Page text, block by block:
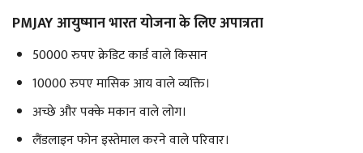
PMJAY आयुष्मान भारत योजना के लिए अपात्रता
50000 रुपए क्रेडिट कार्ड वाले किसान
10000 रुपए मासिक आय वाले व्यक्ति।
अच्छे और पक्के मकान वाले लोग।
लैंडलाइन फोन इस्तेमाल करने वाले परिवार।